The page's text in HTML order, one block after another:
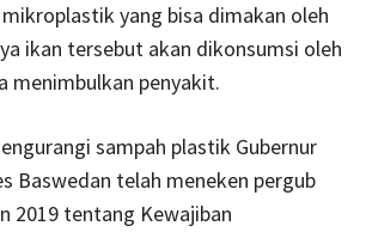
yang bisa dimakan oleh
ikan tersebut akan dikonsumsi oleh
menimbulkan penyakit.
sampah plastik Gubernur
Baswedan telah meneken pergub
2019 tentang Kewajiban